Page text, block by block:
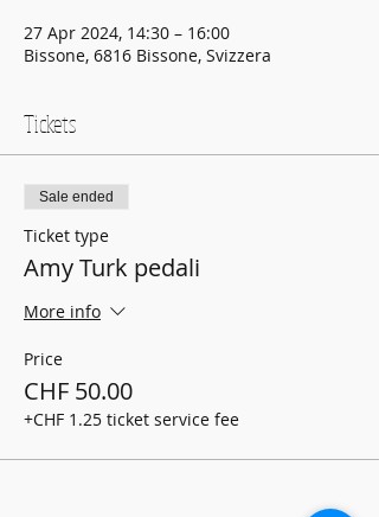
27 Apr 2024, 14:30 – 16:00
Bissone, 6816 Bissone, Svizzera
Tickets
Sale ended
Ticket type
Amy Turk pedali
More info
Price
CHF 50.00
+CHF 1.25 ticket service fee